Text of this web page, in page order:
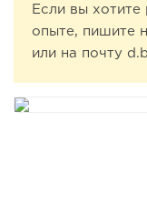
Если вы хотите
опыте, пишите
или на почту